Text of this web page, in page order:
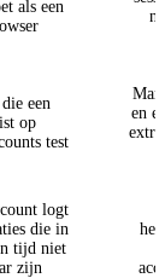
als een
een
op
test
en
logt
die in
tijd niet
zijn